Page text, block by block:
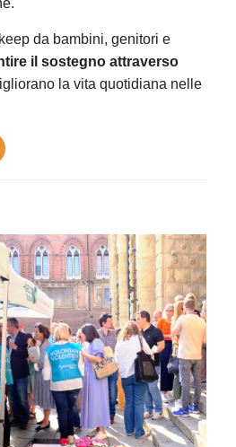
da bambini, genitori e
il sostegno attraverso
la vita quotidiana nelle